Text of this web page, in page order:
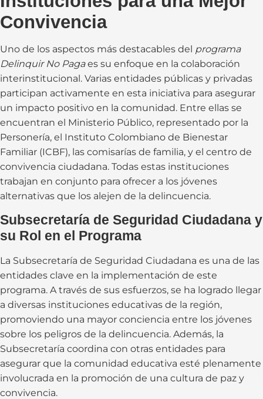
Convivencia
Uno de los aspectos más destacables del programa
Delinquir No Pagaes su enfoque en la colaboración
interinstitucional. Varias entidades públicas y privadas
participan activamente en esta iniciativa para asegurar
un impacto positivo en la comunidad. Entre ellas se
encuentran el Ministerio Público, representado por la
Personería, el Instituto Colombiano de Bienestar
Familiar (ICBF), las comisarías de familia, y el centro de
convivencia ciudadana. Todas estas instituciones
trabajan en conjunto para ofrecer a los jóvenes
alternativas que los alejen de la delincuencia.
Subsecretaría de Seguridad Ciudadana y
su Rol en el Programa
La Subsecretaría de Seguridad Ciudadana es una de las
entidades clave en la implementación de este
programa. A través de sus esfuerzos, se ha logrado llegar
a diversas instituciones educativas de la región,
promoviendo una mayor conciencia entre los jóvenes
sobre los peligros de la delincuencia. Además, la
Subsecretaría coordina con otras entidades para
asegurar que la comunidad educativa esté plenamente
involucrada en la promoción de una cultura de paz y
convivencia.